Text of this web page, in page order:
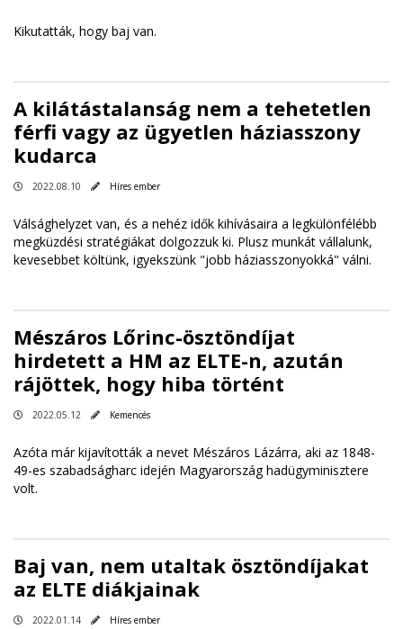
Kikutatták, hogy baj van.
A kilátástalanság nem a tehetetlen
férfi vagy az ügyetlen háziasszony
kudarca
2022.08.10 Híres ember
Válsághelyzet van, és a nehéz idők kihívásaira a legkülönfélébb
megküzdési stratégiákat dolgozzuk ki. Plusz munkát vállalunk,
kevesebbet költünk, igyekszünk "jobb háziasszonyokká" válni.
Mészáros Lőrinc-ösztöndíjat
hirdetett a HM az ELTE-n, azután
rájöttek, hogy hiba történt
2022.05.12 Kemencés
Azóta már kijavították a nevet Mészáros Lázárra, aki az 1848-
49-es szabadságharc idején Magyarország hadügyminisztere
volt.
Baj van, nem utaltak ösztöndíjakat
az ELTE diákjainak
2022.01.14 Híres ember